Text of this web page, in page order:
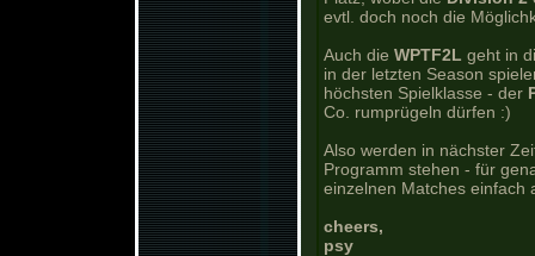
evtl. doch noch die
Auch die WPTF2L geht in
in der letzten Season
höchsten Spielklasse - der
Co. rumprügeln dürfen :)
Also werden in nächster
Programm stehen - für
einzelnen Matches einfach
cheers,
psy